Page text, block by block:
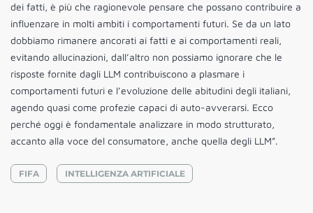
dei fatti, è più che ragionevole pensare che possano contribuire a
influenzare in molti ambiti i comportamenti futuri. Se da un lato
dobbiamo rimanere ancorati ai fatti e ai comportamenti reali,
evitando allucinazioni, dall’altro non possiamo ignorare che le
risposte fornite dagli LLM contribuiscono a plasmare i
comportamenti futuri e l’evoluzione delle abitudini degli italiani,
agendo quasi come profezie capaci di auto-avverarsi. Ecco
perché oggi è fondamentale analizzare in modo strutturato,
accanto alla voce del consumatore, anche quella degli LLM”.
FIFA INTELLIGENZA ARTIFICIALE